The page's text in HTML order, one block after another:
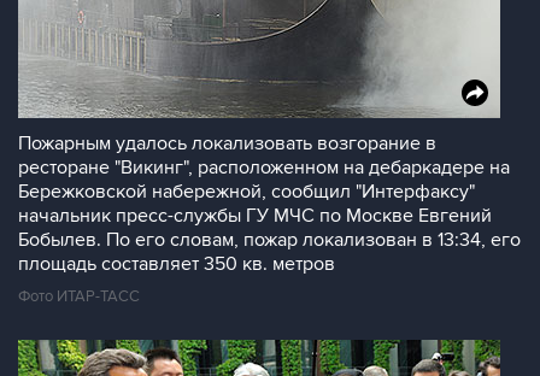
Пожарным удалось локализовать возгорание в
ресторане "Викинг", расположенном на дебаркадере на
Бережковской набережной, сообщил "Интерфаксу"
начальник пресс-службы ГУ МЧС по Москве Евгений
Бобылев. По его словам, пожар локализован в 13:34, его
площадь составляет 350 кв. метров
Фото ИТАР-ТАСС